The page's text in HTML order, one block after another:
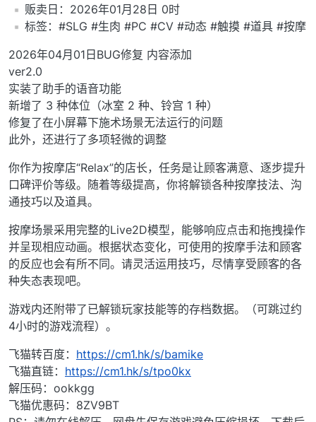
️贩卖日：2026年01月28日 0时
️标签：#SLG #生肉 #PC #CV #动态 #触摸 #道具 #按摩
2026年04月01日BUG修复 内容添加
ver2.0
实装了助手的语音功能
新增了 3 种体位（冰室 2 种、铃宫 1 种）
修复了在小屏幕下施术场景无法运行的问题
此外，还进行了多项轻微的调整
你作为按摩店“Relax”的店长，任务是让顾客满意、逐步提升
口碑评价等级。随着等级提高，你将解锁各种按摩技法、沟
通技巧以及道具。
按摩场景采用完整的Live2D模型，能够响应点击和拖拽操作
并呈现相应动画。根据状态变化，可使用的按摩手法和顾客
的反应也会有所不同。请灵活运用技巧，尽情享受顾客的各
种失态表现吧。
游戏内还附带了已解锁玩家技能等的存档数据。（可跳过约
4小时的游戏流程）。
飞猫转百度： https://cm1.hk/s/bamike
飞猫直链： https://cm1.hk/s/tpo0kx
解压码：ookkgg
飞猫优惠码：8ZV9BT